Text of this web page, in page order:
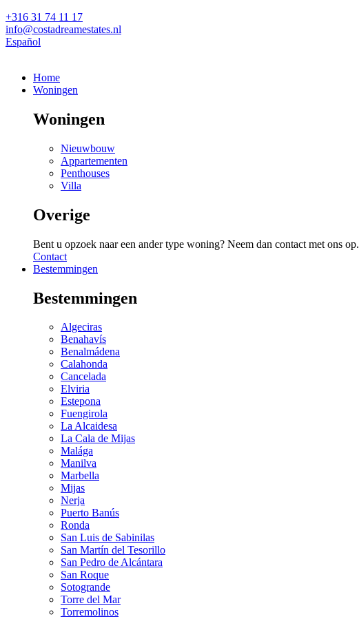
+316 31 74 11 17
info@costadreamestates.nl
Español
Home
Woningen
Woningen
Nieuwbouw
Appartementen
Penthouses
Villa
Overige
Bent u opzoek naar een ander type woning? Neem dan contact met ons op.
Contact
Bestemmingen
Bestemmingen
Algeciras
Benahavís
Benalmádena
Calahonda
Cancelada
Elviria
Estepona
Fuengirola
La Alcaidesa
La Cala de Mijas
Malága
Manilva
Marbella
Mijas
Nerja
Puerto Banús
Ronda
San Luis de Sabinilas
San Martín del Tesorillo
San Pedro de Alcántara
San Roque
Sotogrande
Torre del Mar
Torremolinos